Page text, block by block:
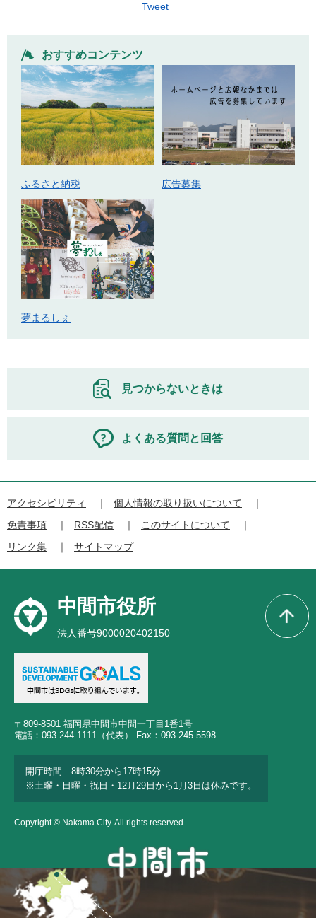
Tweet
おすすめコンテンツ
ふるさと納税 広告募集
夢まるしぇ
見つからないときは
よくある質問と回答
アクセシビリティ
個人情報の取り扱いについて
免責事項
RSS配信
このサイトについて
リンク集
サイトマップ
中間市役所
法人番号9000020402150
〒809-8501 福岡県中間市中間一丁目1番1号
電話：093-244-1111（代表） Fax：093-245-5598
開庁時間 8時30分から17時15分
※土曜・日曜・祝日・12月29日から1月3日は休みです。
Copyright © Nakama City. All rights reserved.